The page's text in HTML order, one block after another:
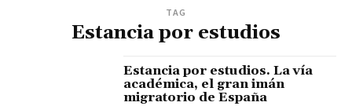
TAG
Estancia por estudios
Estancia por estudios. La vía
académica, el gran imán
migratorio de España